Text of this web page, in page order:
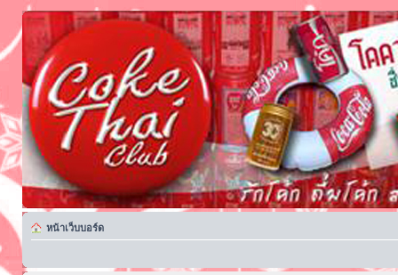
หน้าเว็บบอร์ด